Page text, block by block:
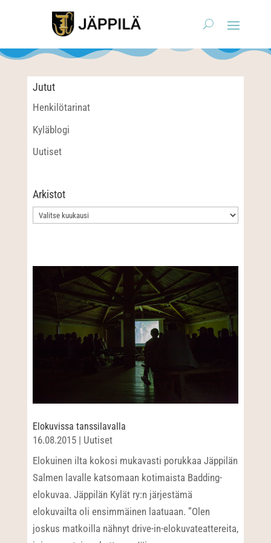
Jutut
Henkilötarinat
Kyläblogi
Uutiset
Arkistot
Arkistot
Elokuvissa tanssilavalla
16.08.2015| Uutiset
Elokuinen ilta kokosi mukavasti porukkaa Jäppilän
Salmen lavalle katsomaan kotimaista Badding-
elokuvaa. Jäppilän Kylät ry:n järjestämä
elokuvailta oli ensimmäinen laatuaan. ”Olen
joskus matkoilla nähnyt drive-in-elokuvateattereita,